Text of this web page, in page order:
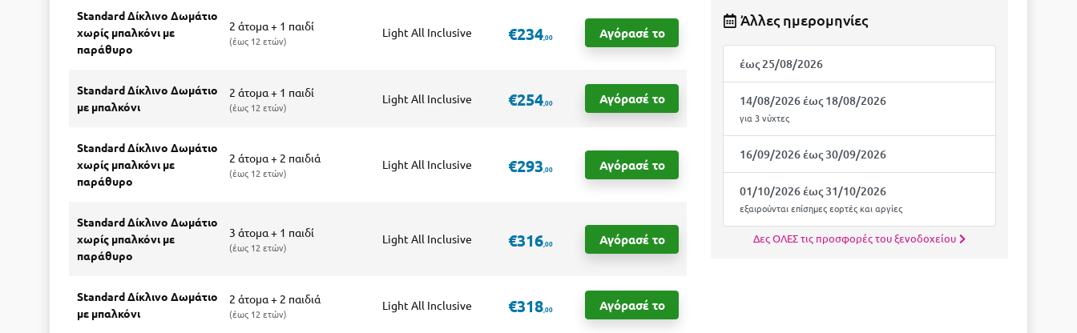
Standard Δίκλινο Δωμάτιο
χωρίς μπαλκόνι με
παράθυρο
2 άτομα + 1 παιδί
έως 12 ετών
Light All Inclusive €234,00 Αγόρασέ το
Standard Δίκλινο Δωμάτιο
με μπαλκόνι
2 άτομα + 1 παιδί
έως 12 ετών
Light All Inclusive €254,00 Αγόρασέ το
Standard Δίκλινο Δωμάτιο
χωρίς μπαλκόνι με
παράθυρο
2 άτομα + 2 παιδιά
έως 12 ετών
Light All Inclusive €293 ,00 Αγόρασέ το
Standard Δίκλινο Δωμάτιο
χωρίς μπαλκόνι με
παράθυρο
3 άτομα + 1 παιδί
έως 12 ετών
Light All Inclusive €316,00 Αγόρασέ το
Standard Δίκλινο Δωμάτιο
με μπαλκόνι
2 άτομα + 2 παιδιά
έως 12 ετών
Light All Inclusive €318,00 Αγόρασέ το
Άλλες ημερομηνίες
έως 25/08/2026
14/08/2026 έως 18/08/2026
για 3 νύχτες
16/09/2026 έως 30/09/2026
01/10/2026 έως 31/10/2026
εξαιρούνται επίσημες εορτές και αργίες
Δες ΟΛΕΣ τις προσφορές του ξενοδοχείου